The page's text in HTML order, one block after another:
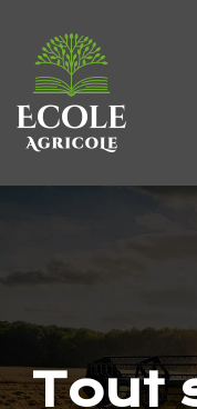
Tout